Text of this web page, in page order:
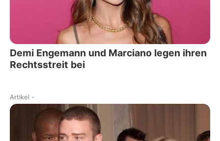
Demi Engemann und Marciano legen ihren
Rechtsstreit bei
Artikel -